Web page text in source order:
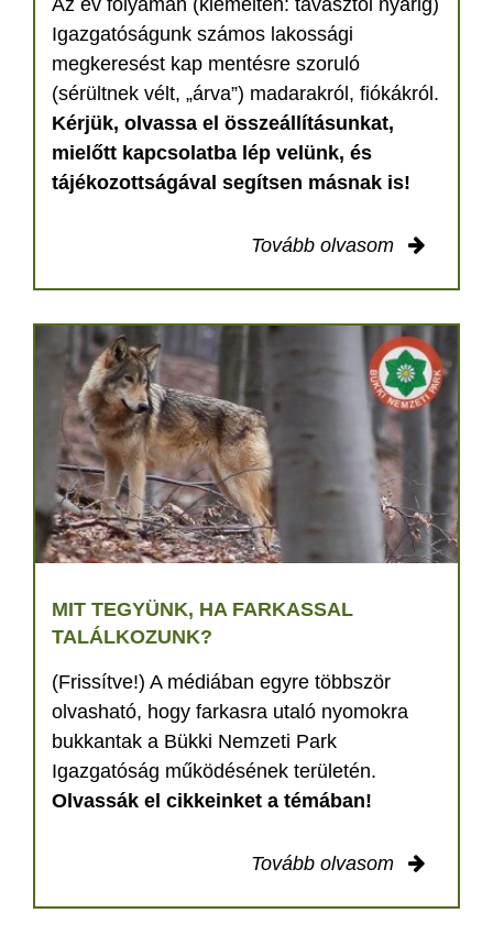
Igazgatóságunk számos lakossági
megkeresést kap mentésre szoruló
(sérültnek vélt, „árva”) madarakról, fiókákról.
Kérjük, olvassa el összeállításunkat,
mielőtt kapcsolatba lép velünk, és
tájékozottságával segítsen másnak is!
Tovább olvasom
MIT TEGYÜNK, HA FARKASSAL
TALÁLKOZUNK?
(Frissítve!) A médiában egyre többször
olvasható, hogy farkasra utaló nyomokra
bukkantak a Bükki Nemzeti Park
Igazgatóság működésének területén.
Olvassák el cikkeinket a témában!
Tovább olvasom